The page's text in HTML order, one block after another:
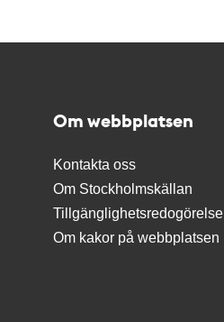
Om webbplatsen
Kontakta oss
Om Stockholmskällan
Tillgänglighetsredogörelse
Om kakor på webbplatsen